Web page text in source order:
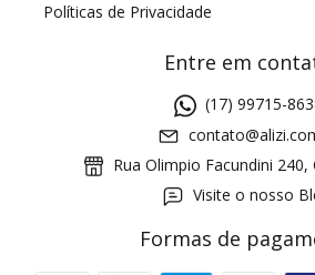
Políticas de Privacidade
Entre em
(17) 99715-
Rua Olimpio Facundini 240,
Visite o nosso
Formas de